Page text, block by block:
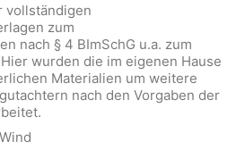
vollständigen
zum
nach § 4 BImSchG u.a. zum
wurden die im eigenen Hause
Materialien um weitere
nach den Vorgaben der